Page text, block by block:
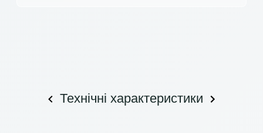
Технічні характеристики